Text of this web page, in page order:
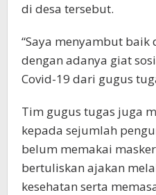
di desa tersebut.
“Saya menyambut
dengan adanya giat
Covid-19 dari gugus
Tim gugus tugas juga
kepada sejumlah
belum memakai
bertuliskan ajakan
kesehatan serta